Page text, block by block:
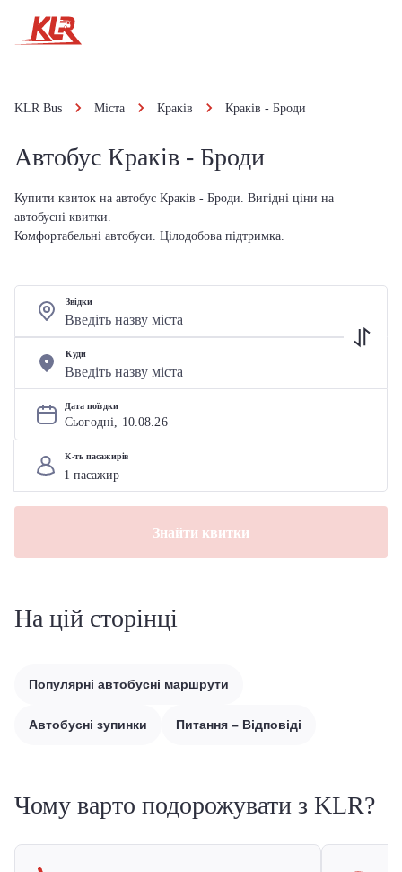
KLR Bus Міста Краків Краків - Броди
Автобус Краків - Броди
Купити квиток на автобус Краків - Броди. Вигідні ціни на
автобусні квитки.
Комфортабельні автобуси. Цілодобова підтримка.
Звідки
Куди
Дата поїздки
Сьогодні, 10.08.26
К-ть пасажирів
Знайти квитки
На цій сторінці
Популярні автобусні маршрути
Автобусні зупинки Питання – Відповіді
Чому варто подорожувати з KLR?